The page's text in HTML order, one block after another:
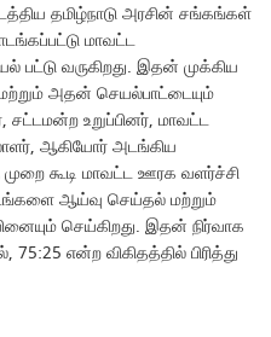
தமிழ்நாடு அரசின் சங்கங்கள்
மாவட்ட
வருகிறது. இதன் முக்கிய
அதன் செயல்பாட்டையும்
சட்டமன்ற உறுப்பினர், மாவட்ட
ஆகியோர் அடங்கிய
கூடி மாவட்ட ஊரக வளர்ச்சி
ஆய்வு செய்தல் மற்றும்
செய்கிறது. இதன் நிர்வாக
என்ற விகிதத்தில் பிரித்து